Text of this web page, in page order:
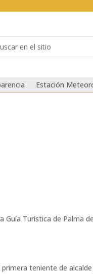
Estación
Turística de Palma
teniente de